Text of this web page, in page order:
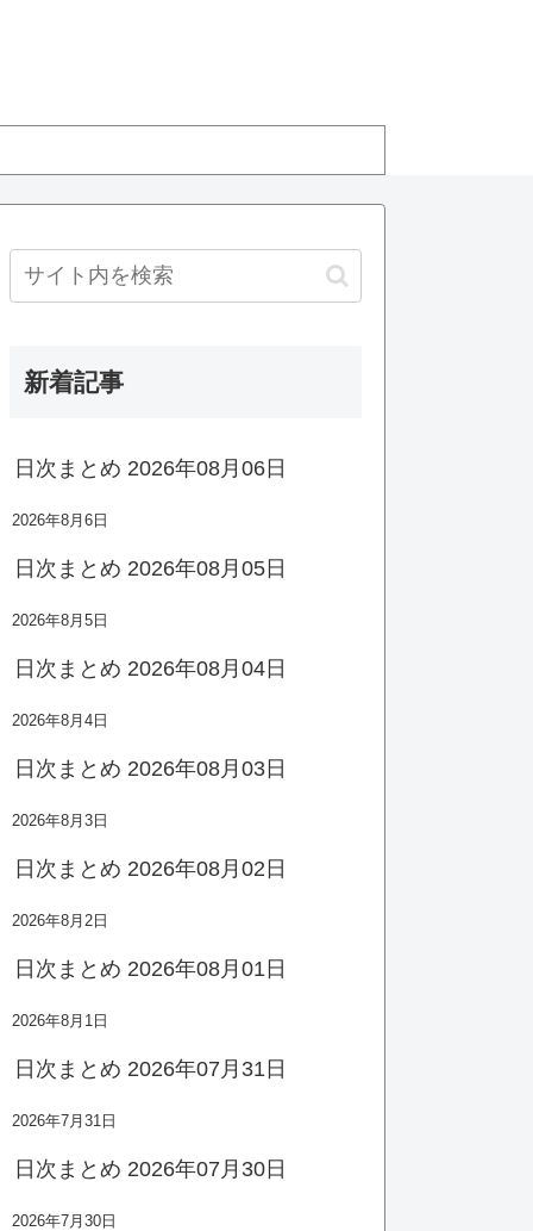
新着記事
日次まとめ 2026年08月06日
2026年8月6日
日次まとめ 2026年08月05日
2026年8月5日
日次まとめ 2026年08月04日
2026年8月4日
日次まとめ 2026年08月03日
2026年8月3日
日次まとめ 2026年08月02日
2026年8月2日
日次まとめ 2026年08月01日
2026年8月1日
日次まとめ 2026年07月31日
2026年7月31日
日次まとめ 2026年07月30日
2026年7月30日